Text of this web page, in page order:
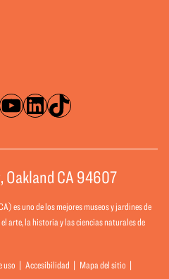
YouTube
LinkedIn
TikTok
Oakland CA 94607
es uno de los mejores museos y jardines de
arte, la historia y las ciencias naturales de
uso Accesibilidad
Mapa del sitio